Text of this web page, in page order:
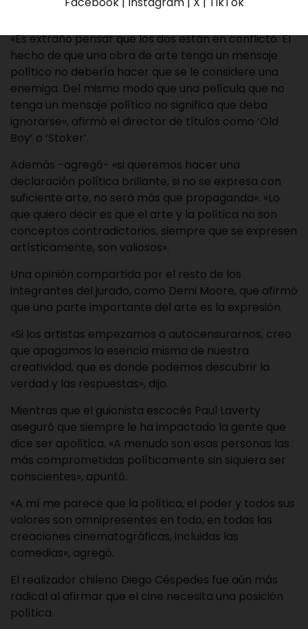
«Es extraño pensar que los dos están en conflicto. El
hecho de que una obra de arte tenga un mensaje
político no debería hacer que se le considere una
enemiga. Del mismo modo que una película que no
tenga un mensaje político no significa que deba
ignorarse», afirmó el director de títulos como ‘Old
Boy’ o ‘Stoker’.
Además -agregó- «si queremos hacer una
declaración política brillante, si no se expresa con
suficiente arte, no será más que propaganda». «Lo
que quiero decir es que el arte y la política no son
conceptos contradictorios, siempre que se expresen
artísticamente, son valiosos».
Una opinión compartida por el resto de los
integrantes del jurado, como Demi Moore, que afirmó
que una parte importante del arte es la expresión.
«Si los artistas empezamos a autocensurarnos, creo
que apagamos la esencia misma de nuestra
creatividad, que es donde podemos descubrir la
verdad y las respuestas», dijo.
Mientras que el guionista escocés Paul Laverty
aseguró que siempre le ha impactado la gente que
dice ser apolítica. «A menudo son esas personas las
más comprometidas políticamente sin siquiera ser
conscientes», apuntó.
«A mí me parece que la política, el poder y todos sus
valores son omnipresentes en todo, en todas las
creaciones cinematográficas, incluidas las
comedias», agregó.
El realizador chileno Diego Céspedes fue aún más
radical al afirmar que el cine necesita una posición
política.